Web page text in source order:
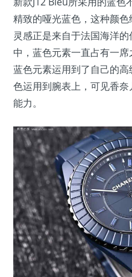
精致的哑光蓝色，这种颜
灵感正是来自于法国海洋
中，蓝色元素一直占有一
蓝色元素运用到了自己的
色运用到腕表上，可见香
能力。